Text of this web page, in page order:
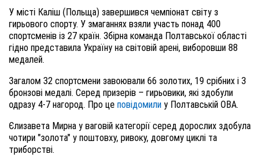
У місті Каліш (Польща) завершився чемпіонат світу з
гирьового спорту. У змаганнях взяли участь понад 400
спортсменів із 27 країн. Збірна команда Полтавської області
гідно представила Україну на світовій арені, виборовши 88
медалей.
Загалом 32 спортсмени завоювали 66 золотих, 19 срібних і 3
бронзові медалі. Серед призерів – гирьовики, які здобули
одразу 4-7 нагород. Про це повідомили у Полтавській ОВА.
Єлизавета Мирна у ваговій категорії серед дорослих здобула
чотири "золота" у поштовху, ривоку, довгому циклі та
триборстві.